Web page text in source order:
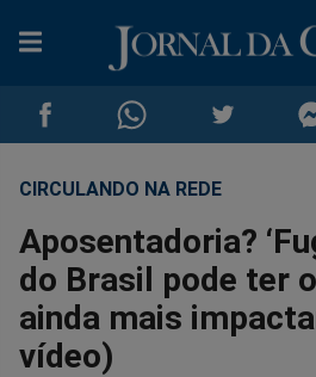
Compartilhar
no
Facebook
Compartilhar
no
Whatsapp
no
Twitter
CIRCULANDO NA REDE
Aposentadoria?
do Brasil pode ter
ainda mais
vídeo)